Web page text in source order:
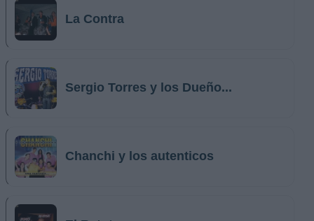
La Contra
Sergio Torres y los Dueño...
Chanchi y los autenticos